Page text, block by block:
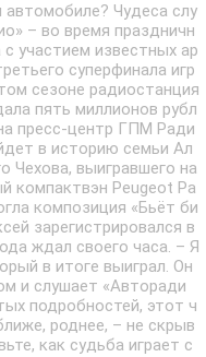
Чудеса слу
– во время праздничн
участием известных ар
суперфинала игр
сезоне радиостанция
пять миллионов рубл
пресс-центр ГПМ Ради
в историю семьи Ал
Чехова, выигравшего на
компактвэн Peugeot Pa
композиция «Бьёт би
зарегистрировался в
ждал своего часа. – Я
в итоге выиграл. Он
и слушает «Авторади
подробностей, этот ч
роднее, – не скрыв
как судьба играет с